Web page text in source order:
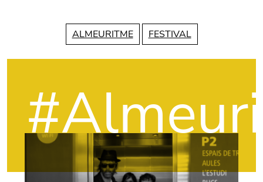
ALMEURITME FESTIVAL